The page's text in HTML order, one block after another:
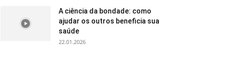
A ciência da bondade: como
ajudar os outros beneficia sua
saúde
22.01.2026